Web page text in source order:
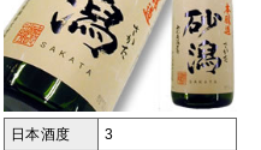
日本酒度 3